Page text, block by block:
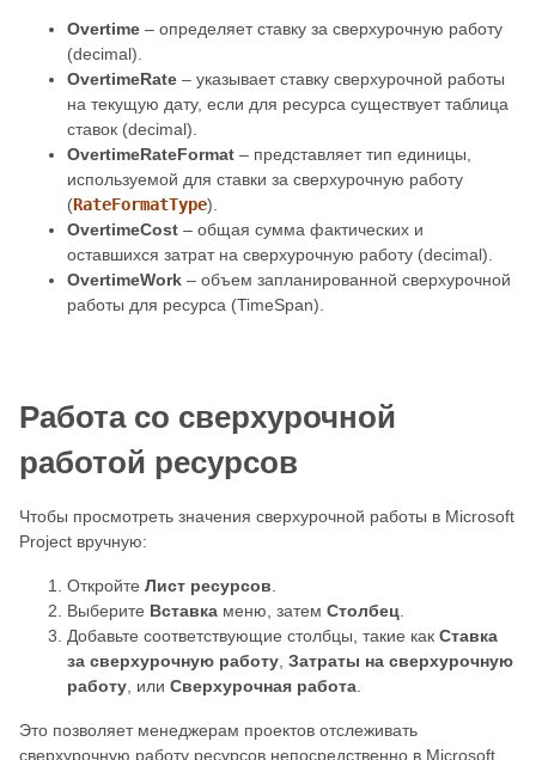
Overtime – определяет ставку за сверхурочную работу
(decimal).
OvertimeRate – указывает ставку сверхурочной работы
на текущую дату, если для ресурса существует таблица
ставок (decimal).
OvertimeRateFormat – представляет тип единицы,
используемой для ставки за сверхурочную работу
(RateFormatType).
OvertimeCost – общая сумма фактических и
оставшихся затрат на сверхурочную работу (decimal).
OvertimeWork – объем запланированной сверхурочной
работы для ресурса (TimeSpan).
Работа со сверхурочной
работой ресурсов
Чтобы просмотреть значения сверхурочной работы в Microsoft
Project вручную:
Откройте Лист ресурсов.
Выберите Вставка меню, затем Столбец.
Добавьте соответствующие столбцы, такие как Ставка
за сверхурочную работу, Затраты на сверхурочную
работу, или Сверхурочная работа.
Это позволяет менеджерам проектов отслеживать
сверхурочную работу ресурсов непосредственно в Microsoft